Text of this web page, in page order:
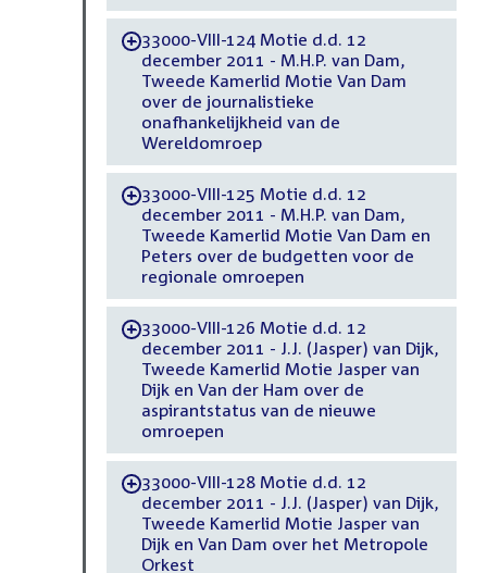
-33000-VIII-124 Motie d.d. 12
december 2011 - M.H.P. van Dam,
Tweede Kamerlid Motie Van Dam
over de journalistieke
onafhankelijkheid van de
Wereldomroep
-33000-VIII-125 Motie d.d. 12
december 2011 - M.H.P. van Dam,
Tweede Kamerlid Motie Van Dam en
Peters over de budgetten voor de
regionale omroepen
-33000-VIII-126 Motie d.d. 12
december 2011 - J.J. (Jasper) van Dijk,
Tweede Kamerlid Motie Jasper van
Dijk en Van der Ham over de
aspirantstatus van de nieuwe
omroepen
-33000-VIII-128 Motie d.d. 12
december 2011 - J.J. (Jasper) van Dijk,
Tweede Kamerlid Motie Jasper van
Dijk en Van Dam over het Metropole
Orkest